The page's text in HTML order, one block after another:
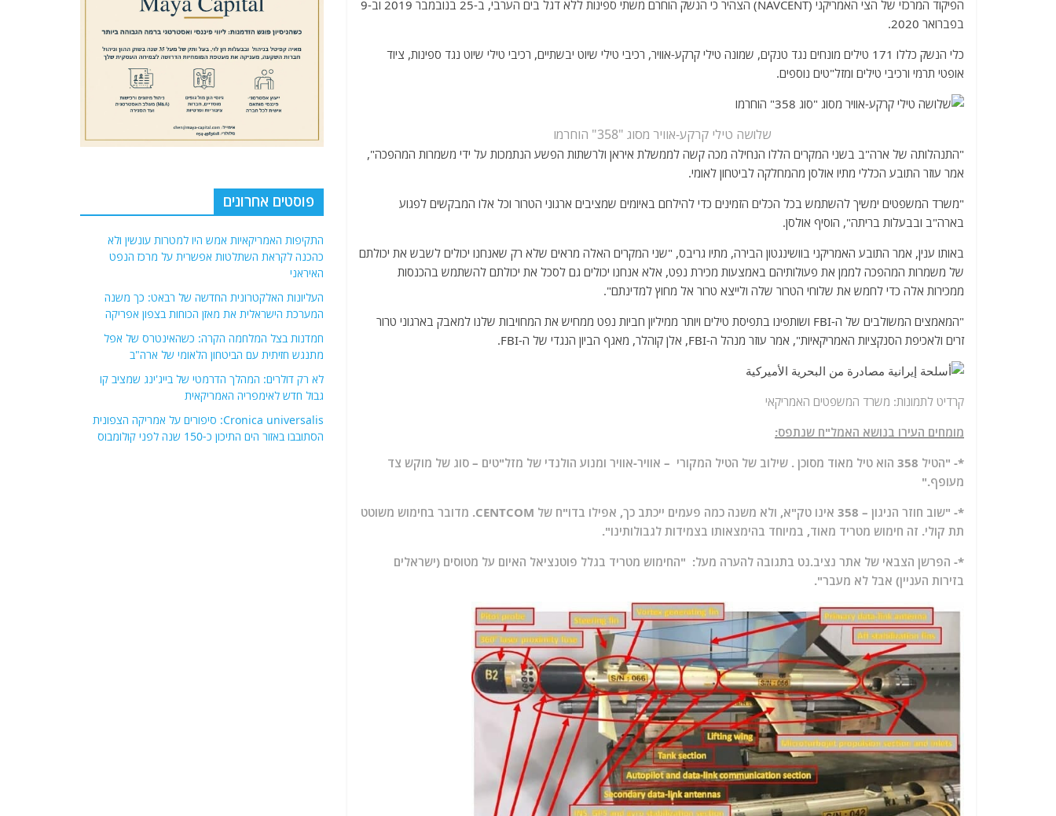
הפיקוד המרכזי של הצי האמריקני (NAVCENT) הצהיר כי הנשק הוחרם משתי ספינות ללא דגל בים הערבי, ב-25 בנובמבר 2019 וב-9
בפברואר 2020.
כלי הנשק כללו 171 טילים מונחים נגד טנקים, שמונה טילי קרקע-אוויר, רכיבי טילי שיוט יבשתיים, רכיבי טילי שיוט נגד ספינות, ציוד
אופטי תרמי ורכיבי טילים ומזל"טים נוספים.
שלושה טילי קרקע-אוויר מסוג "358" הוחרמו
"התנהלותה של ארה"ב בשני המקרים הללו הנחילה מכה קשה לממשלת איראן ולרשתות הפשע הנתמכות על ידי משמרות המהפכה",
אמר עוזר התובע הכללי מתיו אולסן מהמחלקה לביטחון לאומי.
"משרד המשפטים ימשיך להשתמש בכל הכלים הזמינים כדי להילחם באיומים שמציבים ארגוני הטרור וכל אלו המבקשים לפגוע
בארה"ב ובבעלות בריתה", הוסיף אולסן.
באותו ענין, אמר התובע האמריקני בוושינגטון הבירה, מתיו גריבס, "שני המקרים האלה מראים שלא רק שאנחנו יכולים לשבש את יכולתם
של משמרות המהפכה לממן את פעולותיהם באמצעות מכירת נפט, אלא אנחנו יכולים גם לסכל את יכולתם להשתמש בהכנסות
ממכירות אלה כדי לחמש את שלוחי הטרור שלה ולייצא טרור אל מחוץ למדינתם".
"המאמצים המשולבים של ה-FBI ושותפינו בתפיסת טילים ויותר ממיליון חביות נפט ממחיש את המחויבות שלנו למאבק בארגוני טרור
זרים ולאכיפת הסנקציות האמריקאיות", אמר עוזר מנהל ה-FBI, אלן קוהלר, מאגף הביון הנגדי של ה-FBI.
קרדיט לתמונות: משרד המשפטים האמריקאי
מומחים העירו בנושא האמל"ח שנתפס:
*- "הטיל 358 הוא טיל מאוד מסוכן . שילוב של הטיל המקורי – אוויר-אוויר ומנוע הולנדי של מזל"טים – סוג של מוקש צד
מעופף."
*- "שוב חוזר הניגון – 358 אינו טק"א, ולא משנה כמה פעמים ייכתב כך, אפילו בדו"ח של CENTCOM. מדובר בחימוש משוטט
תת קולי. זה חימוש מטריד מאוד, במיוחד בהימצאותו בצמידות לגבולותינו".
*- הפרשן הצבאי של אתר נציב.נט בתגובה להערה מעל: "החימוש מטריד בגלל פוטנציאל האיום על מטוסים (ישראלים
בזירות העניין) אבל לא מעבר".
פוסטים אחרונים
התקיפות האמריקאיות אמש היו למטרות עונשין ולא
כהכנה לקראת השתלטות אפשרית על מרכז הנפט
האיראני
העליונות האלקטרונית החדשה של רבאט: כך משנה
המערכת הישראלית את מאזן הכוחות בצפון אפריקה
חמדנות בצל המלחמה הקרה: כשהאינטרס של אפל
מתנגש חזיתית עם הביטחון הלאומי של ארה"ב
לא רק דולרים: המהלך הדרמטי של בייג'ינג שמציב קו
גבול חדש לאימפריה האמריקאית
Cronica universalis: סיפורים על אמריקה הצפונית
הסתובבו באזור הים התיכון כ-150 שנה לפני קולומבוס